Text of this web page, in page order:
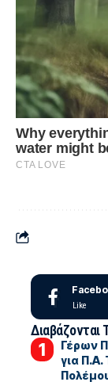
Like
Διαβάζονται
Γέρων
για Π.Α.